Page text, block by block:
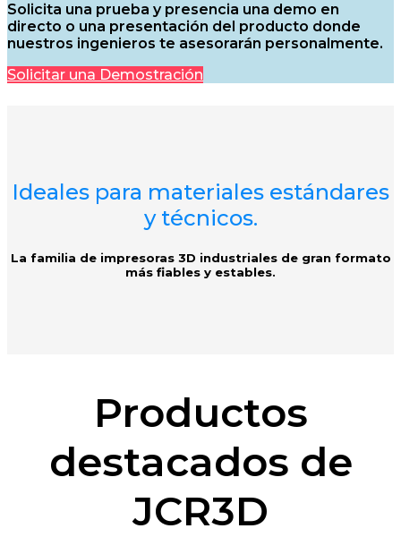
Solicita una prueba y presencia una demo en
directo o una presentación del producto donde
nuestros ingenieros te asesorarán personalmente.
Solicitar una Demostración
Ideales para materiales estándares
y técnicos.
La familia de impresoras 3D industriales de gran formato
más fiables y estables.
Productos
destacados de
JCR3D